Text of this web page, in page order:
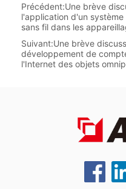
Précédent:Une brève
l'application d'un
sans fil dans les
Suivant:Une brève
développement de
l'Internet des objets